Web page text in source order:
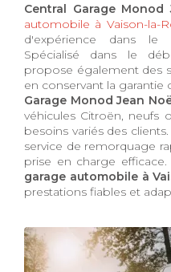
Central Garage Monod
automobile à Vaison-la-
d'expérience dans le
Spécialisé dans le
propose également des
en conservant la garantie
Garage Monod Jean
véhicules Citroën, neufs
besoins variés des
service de remorquage
prise en charge
garage automobile à
prestations fiables et